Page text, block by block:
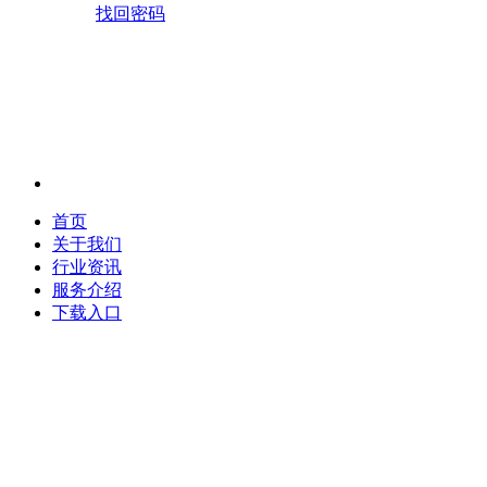
找回密码
首页
关于我们
行业资讯
服务介绍
下载入口